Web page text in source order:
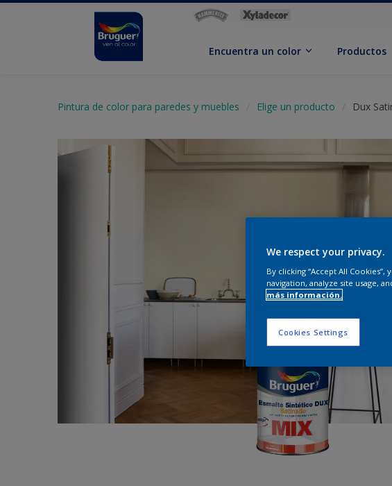
Encuentra un color Productos
Pintura de color para paredes y muebles Elige un producto Dux
We respect your privacy.
By clicking “Accept All
navigation, analyze site usage,
más información.
Cookies Settings